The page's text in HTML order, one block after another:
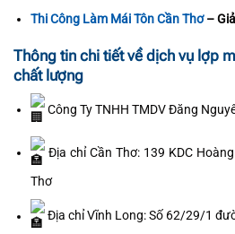
Thi Công Làm Mái Tôn Cần Thơ–
Thông tin chi tiết về dịch vụ lợp
chất lượng
Công Ty TNHH TMDV Đăng
Địa chỉ Cần Thơ: 139 KDC
Thơ
Địa chỉ Vĩnh Long: Số 62/29/1